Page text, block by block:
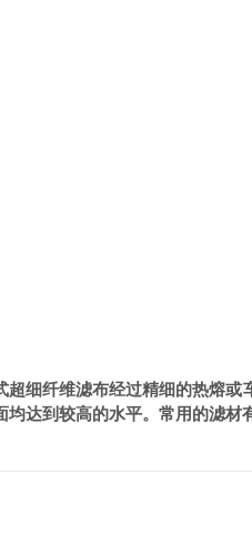
超细纤维滤布经过精细的热熔或
均达到较高的水平。常用的滤材